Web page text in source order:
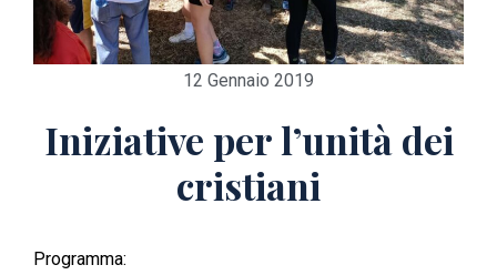
12 Gennaio 2019
Iniziative per l’unità dei
cristiani
Programma: